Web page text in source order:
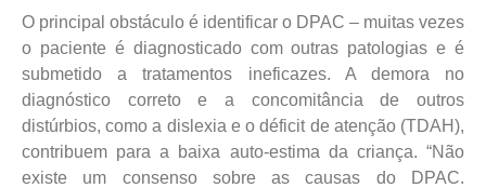
O principal obstáculo é identificar o DPAC – muitas vezes
o paciente é diagnosticado com outras patologias e é
submetido a tratamentos ineficazes. A demora no
diagnóstico correto e a concomitância de outros
distúrbios, como a dislexia e o déficit de atenção (TDAH),
contribuem para a baixa auto-estima da criança. “Não
existe um consenso sobre as causas do DPAC.